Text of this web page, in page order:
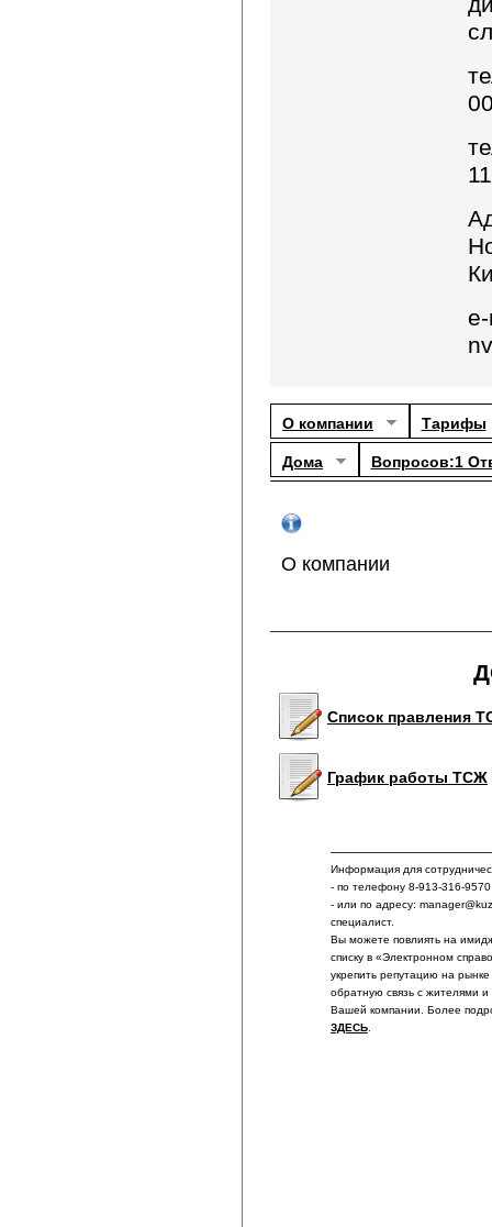
О компании Тарифы
Дома Вопросов:1
О компании
Список правления
График работы ТСЖ
Информация для
- по телефону 8-913-316-9570
- или по адресу:
специалист.
Вы можете повлиять на
списку в «Электронном
укрепить репутацию на
обратную связь с жителями и
Вашей компании. Более
ЗДЕСЬ